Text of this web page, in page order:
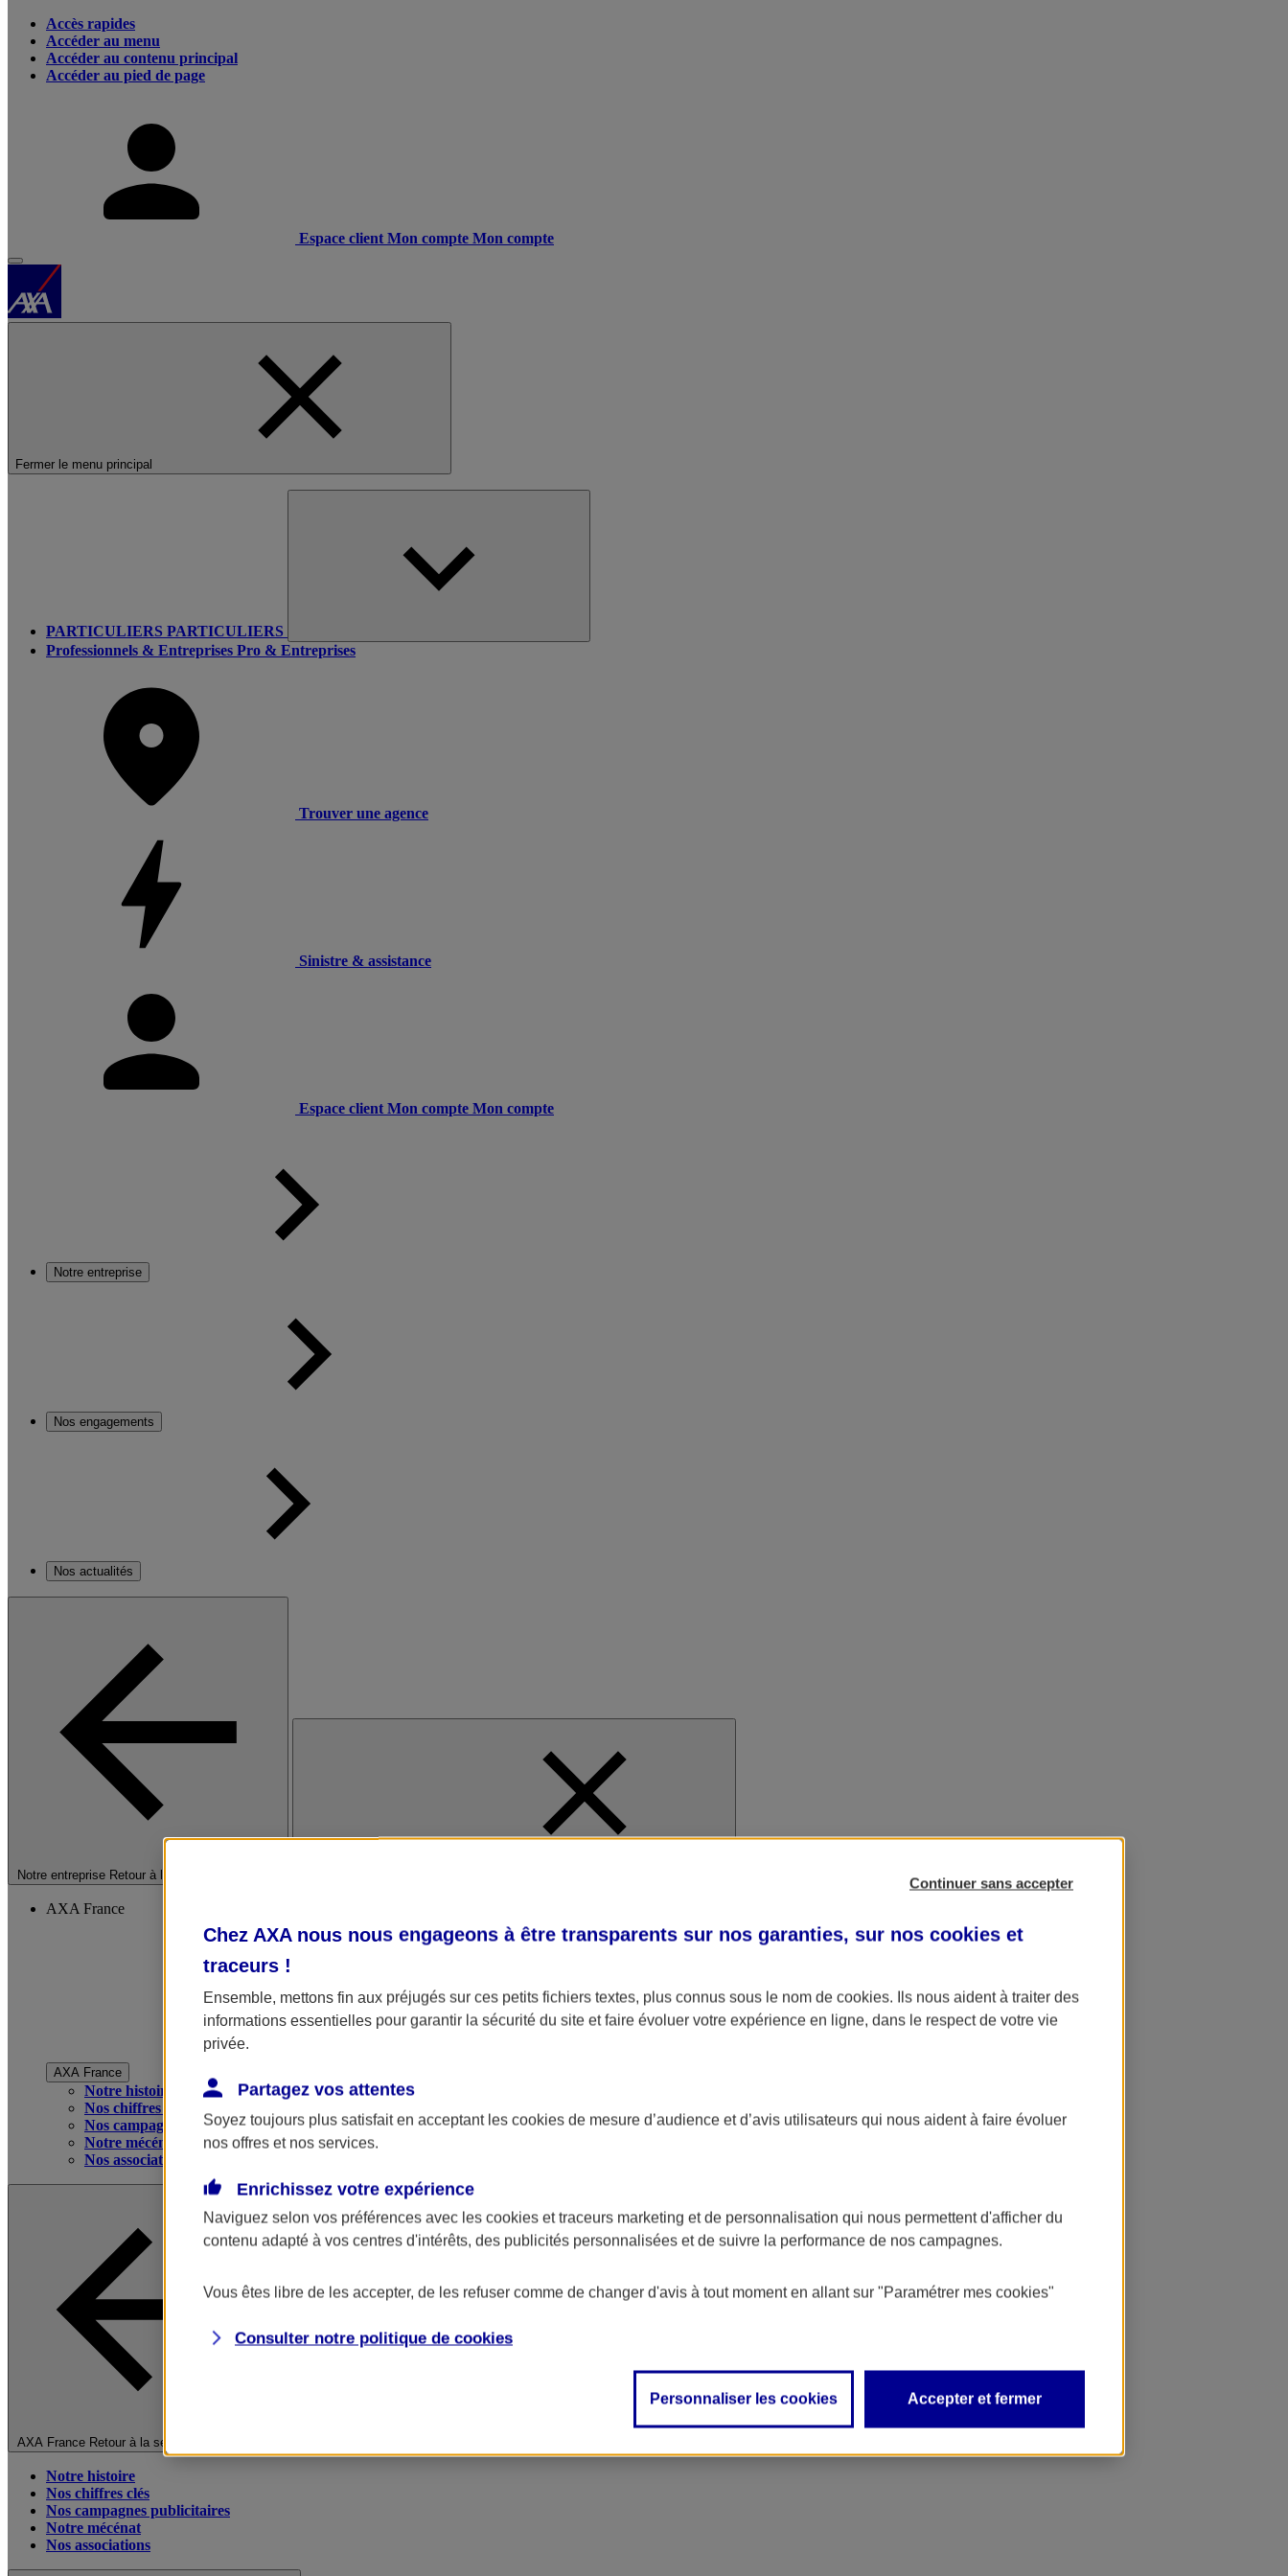
Accès rapides
Accéder au menu
Accéder au contenu principal
Accéder au pied de page
Espace client Mon compte Mon compte
Fermer le menu principal
PARTICULIERS PARTICULIERS
Professionnels & Entreprises Pro & Entreprises
Trouver une agence
Sinistre & assistance
Espace client Mon compte Mon compte
Notre entreprise
Nos engagements
Nos actualités
Notre entreprise Retour à la section précédente
AXA France
AXA France
Notre histoire
Nos chiffres clés
Nos campagnes publicitaires
Notre mécénat
Nos associations
AXA France Retour à la section précédente
Notre histoire
Nos chiffres clés
Nos campagnes publicitaires
Notre mécénat
Nos associations
Continuer sans accepter
Chez AXA nous nous engageons à être transparents sur nos garanties, sur nos cookies et
traceurs !
Ensemble, mettons fin aux préjugés sur ces petits fichiers textes, plus connus sous le nom de cookies. Ils nous aident à traiter des
informations essentielles pour garantir la sécurité du site et faire évoluer votre expérience en ligne, dans le respect de votre vie
privée.
Partagez vos attentes
Soyez toujours plus satisfait en acceptant les cookies de mesure d’audience et d’avis utilisateurs qui nous aident à faire évoluer
nos offres et nos services.
Enrichissez votre expérience
Naviguez selon vos préférences avec les cookies et traceurs marketing et de personnalisation qui nous permettent d'afficher du
contenu adapté à vos centres d'intérêts, des publicités personnalisées et de suivre la performance de nos campagnes.
Vous êtes libre de les accepter, de les refuser comme de changer d'avis à tout moment en allant sur "Paramétrer mes cookies"
Consulter notre politique de cookies
Personnaliser les cookies Accepter et fermer